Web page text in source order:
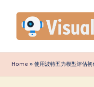
content
is
u
Home » 使用波特五力模型评估